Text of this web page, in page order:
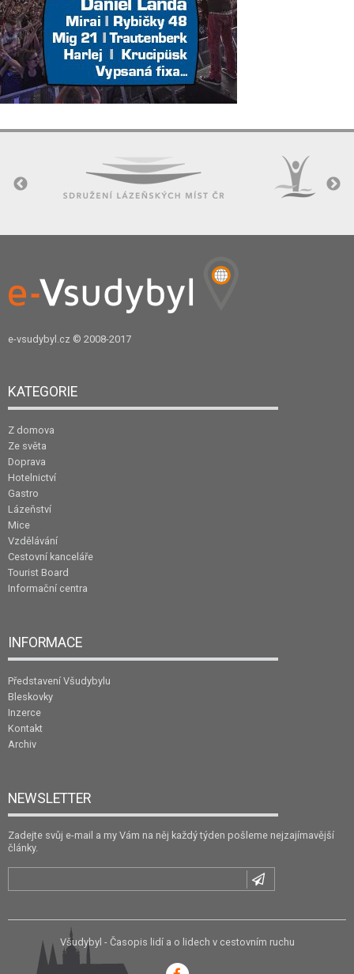
e-vsudybyl.cz © 2008-2017
KATEGORIE
Z domova
Ze světa
Doprava
Hotelnictví
Gastro
Lázeňství
Mice
Vzdělávání
Cestovní kanceláře
Tourist Board
Informační centra
INFORMACE
Představení Všudybylu
Bleskovky
Inzerce
Kontakt
Archiv
NEWSLETTER
Zadejte svůj e-mail a my Vám na něj každý týden pošleme nejzajímavější
články.
Všudybyl - Časopis lidí a o lidech v cestovním ruchu